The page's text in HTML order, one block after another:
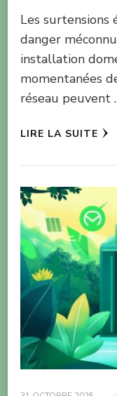
Les
danger
installation
momentanées
réseau peuvent
LIRE LA SUITE